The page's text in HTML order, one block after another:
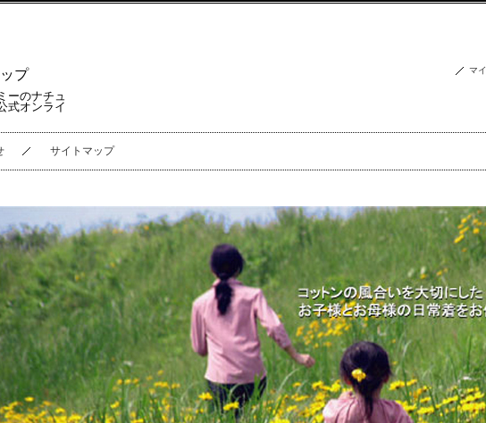
プ
ーのナチュ
式オンライ
マ
サイトマップ